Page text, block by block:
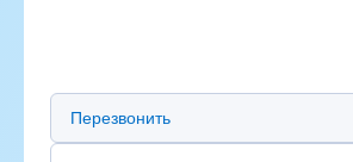
Предпочтительный способ связи